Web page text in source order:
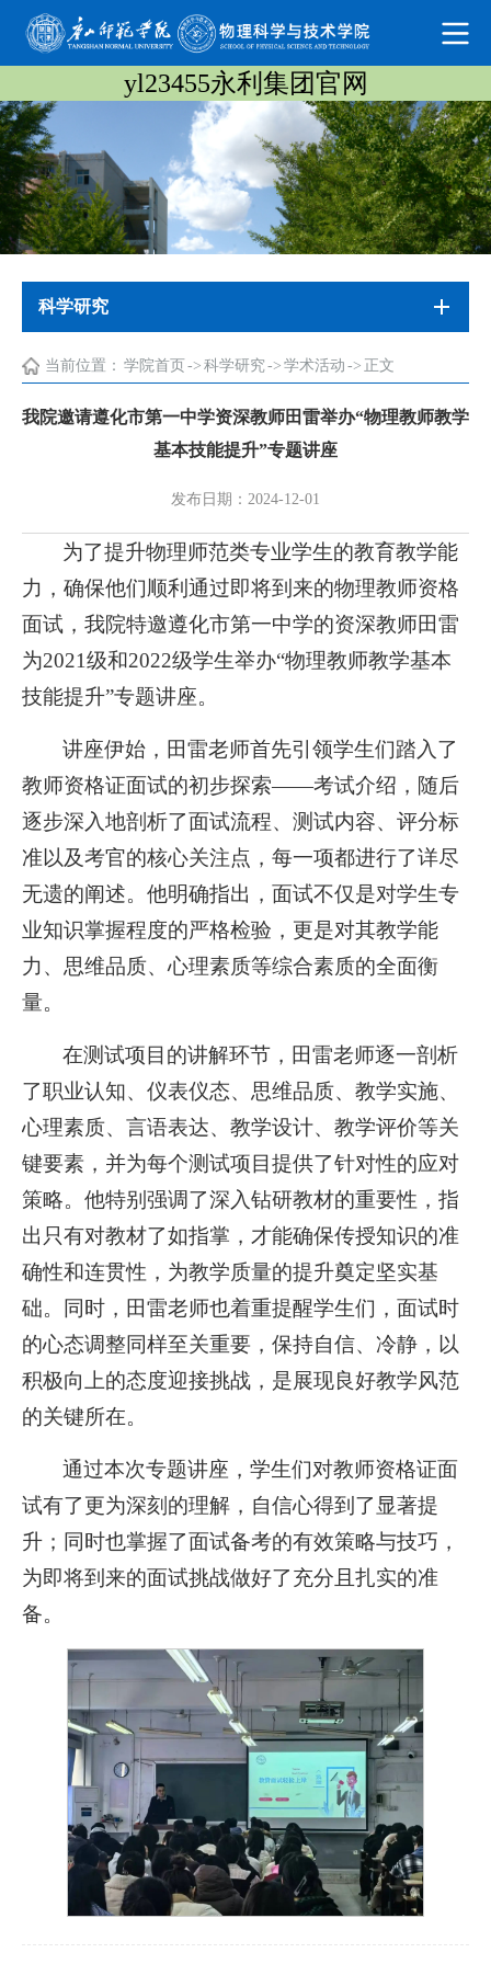
yl23455永利集团官网
科学研究
当前位置： 学院首页 -> 科学研究-> 学术活动 -> 正文
我院邀请遵化市第一中学资深教师田雷举办“物理教师教学
基本技能提升”专题讲座
发布日期：2024-12-01
为了提升物理师范类专业学生的教育教学能
力，确保他们顺利通过即将到来的物理教师资格
面试，我院特邀遵化市第一中学的资深教师田雷
为2021级和2022级学生举办“物理教师教学基本
技能提升”专题讲座。
讲座伊始，田雷老师首先引领学生们踏入了
教师资格证面试的初步探索——考试介绍，随后
逐步深入地剖析了面试流程、测试内容、评分标
准以及考官的核心关注点，每一项都进行了详尽
无遗的阐述。他明确指出，面试不仅是对学生专
业知识掌握程度的严格检验，更是对其教学能
力、思维品质、心理素质等综合素质的全面衡
量。
在测试项目的讲解环节，田雷老师逐一剖析
了职业认知、仪表仪态、思维品质、教学实施、
心理素质、言语表达、教学设计、教学评价等关
键要素，并为每个测试项目提供了针对性的应对
策略。他特别强调了深入钻研教材的重要性，指
出只有对教材了如指掌，才能确保传授知识的准
确性和连贯性，为教学质量的提升奠定坚实基
础。同时，田雷老师也着重提醒学生们，面试时
的心态调整同样至关重要，保持自信、冷静，以
积极向上的态度迎接挑战，是展现良好教学风范
的关键所在。
通过本次专题讲座，学生们对教师资格证面
试有了更为深刻的理解，自信心得到了显著提
升；同时也掌握了面试备考的有效策略与技巧，
为即将到来的面试挑战做好了充分且扎实的准
备。